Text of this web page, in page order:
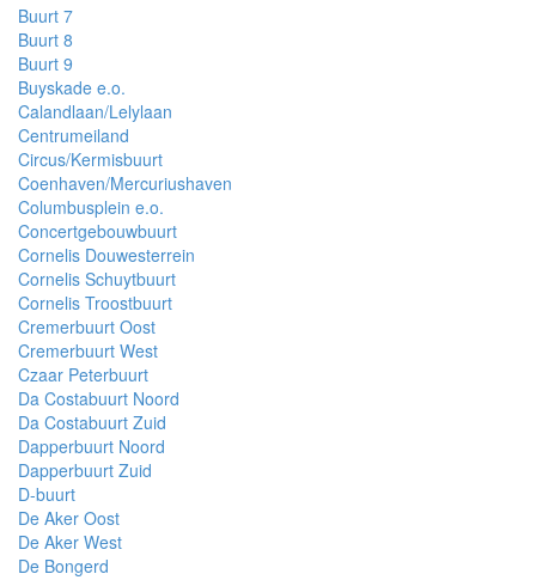
Buurt 7
Buurt 8
Buurt 9
Buyskade e.o.
Calandlaan/Lelylaan
Centrumeiland
Circus/Kermisbuurt
Coenhaven/Mercuriushaven
Columbusplein e.o.
Concertgebouwbuurt
Cornelis Douwesterrein
Cornelis Schuytbuurt
Cornelis Troostbuurt
Cremerbuurt Oost
Cremerbuurt West
Czaar Peterbuurt
Da Costabuurt Noord
Da Costabuurt Zuid
Dapperbuurt Noord
Dapperbuurt Zuid
D-buurt
De Aker Oost
De Aker West
De Bongerd